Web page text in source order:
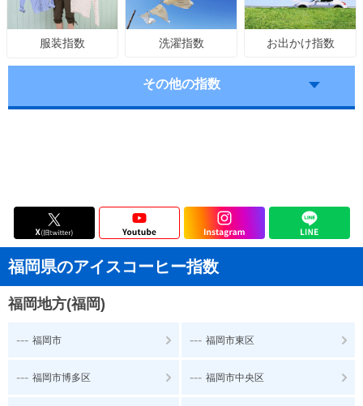
服装指数 洗濯指数 お出かけ指数
その他の指数
福岡県のアイスコーヒー指数
福岡地方(福岡)
--- 福岡市 --- 福岡市東区
--- 福岡市博多区 --- 福岡市中央区